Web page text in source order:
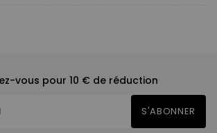
vous pour 10 € de réduction
S'ABONNER